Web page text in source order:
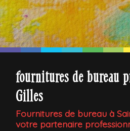
fournitures de bureau
Gilles
Fournitures de bureau à
votre partenaire